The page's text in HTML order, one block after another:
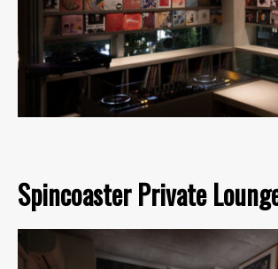
Spincoaster Private